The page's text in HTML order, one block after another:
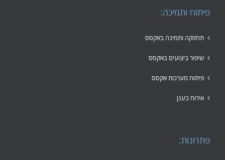
פיתוח ותמיכה:
תחזוקה ותמיכה באקסס
שיפור ביצועים באקסס
פיתוח מערכות אקסס
אירוח בענן
פתרונות: